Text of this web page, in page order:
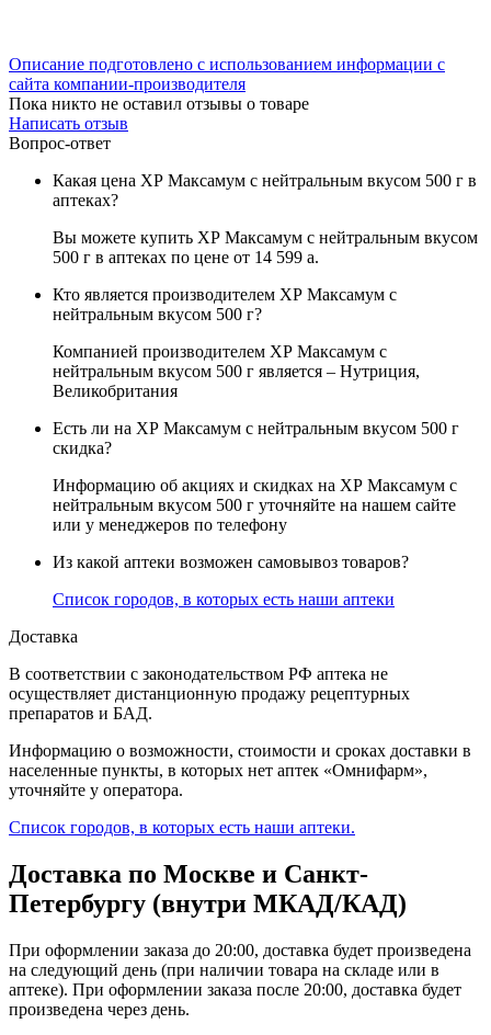
Описание подготовлено с использованием информации с
сайта компании-производителя
Пока никто не оставил отзывы о товаре
Написать отзыв
Вопрос-ответ
Какая цена ХР Максамум с нейтральным вкусом 500 г в
аптеках?
Вы можете купить ХР Максамум с нейтральным вкусом
500 г в аптеках по цене от 14 599 a.
Кто является производителем ХР Максамум с
нейтральным вкусом 500 г?
Компанией производителем ХР Максамум с
нейтральным вкусом 500 г является – Нутриция,
Великобритания
Есть ли на ХР Максамум с нейтральным вкусом 500 г
скидка?
Информацию об акциях и скидках на ХР Максамум с
нейтральным вкусом 500 г уточняйте на нашем сайте
или у менеджеров по телефону
Из какой аптеки возможен самовывоз товаров?
Список городов, в которых есть наши аптеки
Доставка
В соответствии с законодательством РФ аптека не
осуществляет дистанционную продажу рецептурных
препаратов и БАД.
Информацию о возможности, стоимости и сроках доставки в
населенные пункты, в которых нет аптек «Омнифарм»,
уточняйте у оператора.
Список городов, в которых есть наши аптеки.
Доставка по Москве и Санкт-
Петербургу (внутри МКАД/КАД)
При оформлении заказа до 20:00, доставка будет произведена
на следующий день (при наличии товара на складе или в
аптеке). При оформлении заказа после 20:00, доставка будет
произведена через день.